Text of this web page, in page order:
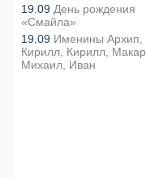
19.09 День рождения
«Смайла»
19.09 Именины Архип,
Кирилл, Кирилл, Макар,
Михаил, Иван